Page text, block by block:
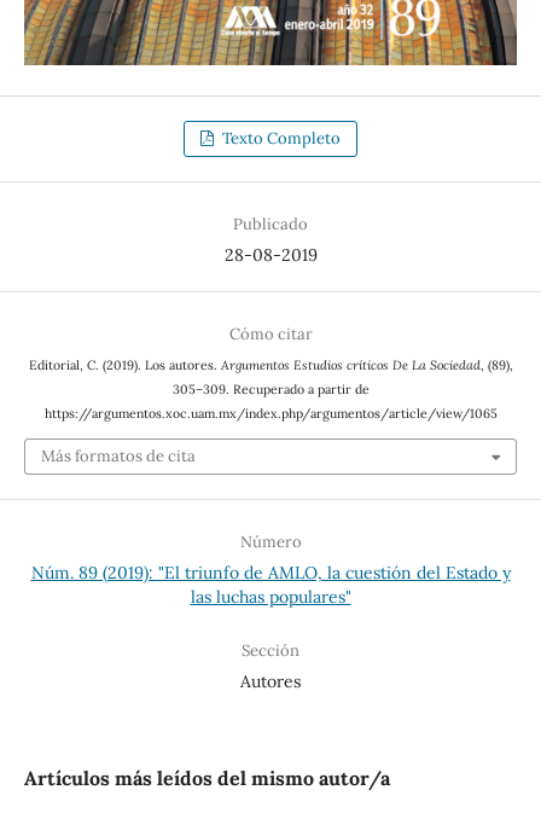
Texto Completo
Publicado
28-08-2019
Cómo citar
Editorial, C. (2019). Los autores. Argumentos Estudios críticos De La Sociedad, (89),
305–309. Recuperado a partir de
https://argumentos.xoc.uam.mx/index.php/argumentos/article/view/1065
Más formatos de cita
Número
Núm. 89 (2019): "El triunfo de AMLO, la cuestión del Estado y
las luchas populares"
Sección
Autores
Artículos más leídos del mismo autor/a